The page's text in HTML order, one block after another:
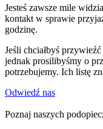
Jesteś zawsze mile
kontakt w sprawie
godzinę.
Jeśli chciałbyś
jednak prosilibyśmy o
potrzebujemy. Ich listę
Odwiedź nas
Poznaj naszych